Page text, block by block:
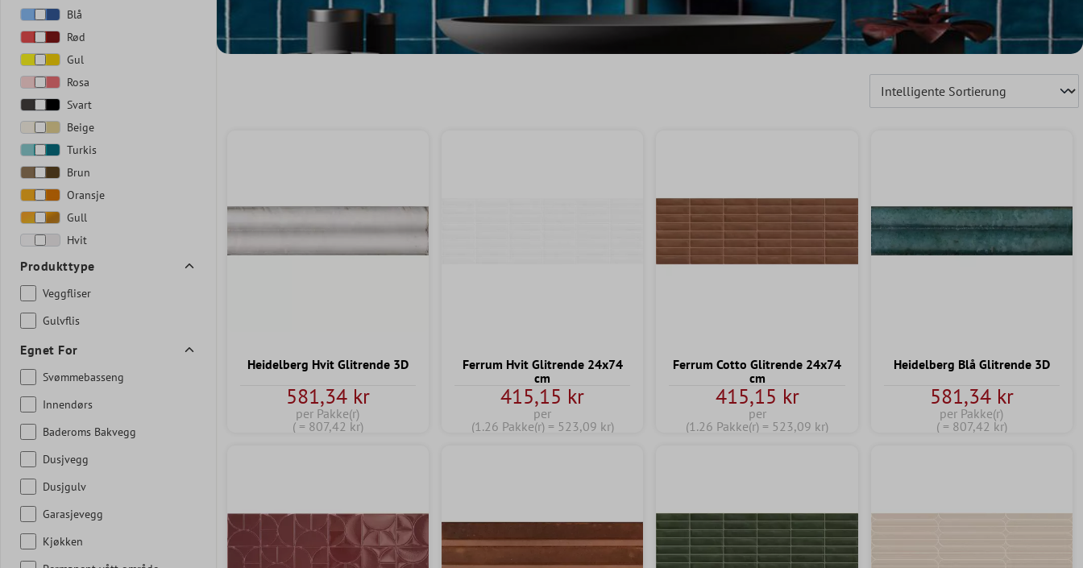
Blå
Rød
Gul
Rosa
Svart
Beige
Turkis
Brun
Oransje
Gull
Hvit
Produkttype
Veggfliser
Gulvflis
Egnet For
Svømmebasseng
Innendørs
Baderoms Bakvegg
Dusjvegg
Dusjgulv
Garasjevegg
Kjøkken
Heidelberg Hvit Glitrende 3D
581,34 kr
per Pakke(r)
( = 807,42 kr)
Ferrum Hvit Glitrende 24x74
cm
415,15 kr
per
(1.26 Pakke(r) = 523,09 kr)
Ferrum Cotto Glitrende 24x74
cm
415,15 kr
per
(1.26 Pakke(r) = 523,09 kr)
Heidelberg Blå Glitrende 3D
581,34 kr
per Pakke(r)
( = 807,42 kr)